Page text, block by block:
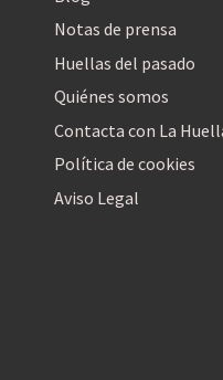
Notas de prensa
Huellas del pasado
Quiénes somos
Contacta con La
Política de cookies
Aviso Legal